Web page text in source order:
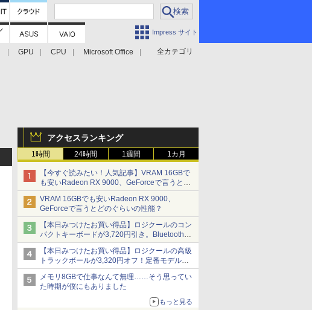
Impress サイト
全カテゴリ
GPU CPU
Microsoft Office
アクセスランキング
1時間 24時間 1週間 1カ月
【今すぐ読みたい！人気記事】VRAM 16GBで
も安いRadeon RX 9000、GeForceで言うとど
のぐらいの性能？ - PC Watch
VRAM 16GBでも安いRadeon RX 9000、
GeForceで言うとどのぐらいの性能？
【本日みつけたお買い得品】ロジクールのコン
パクトキーボードが3,720円引き。Bluetoothで3
台接続対応
【本日みつけたお買い得品】ロジクールの高級
トラックボールが3,320円オフ！定番モデルも
5,280円に割引中
メモリ8GBで仕事なんて無理……そう思ってい
た時期が僕にもありました
もっと見る